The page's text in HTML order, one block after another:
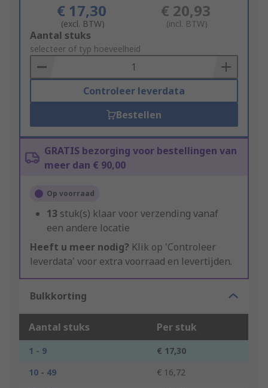
€ 17,30
(excl. BTW)
€ 20,93
(incl. BTW)
Add
to
Basket
Aantal stuks
selecteer of typ hoeveelheid
Controleer leverdata
Bestellen
GRATIS bezorging voor bestellingen van
meer dan € 90,00
Op voorraad
13 stuk(s) klaar voor verzending vanaf
een andere locatie
Heeft u meer nodig? Klik op 'Controleer
leverdata' voor extra voorraad en levertijden.
Bulkkorting
Aantal stuks Per stuk
1 - 9
€ 17,30
10 - 49
€ 16,72